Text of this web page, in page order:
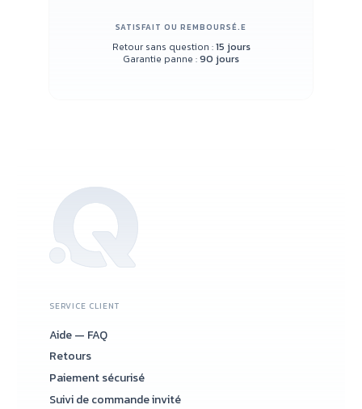
SATISFAIT OU REMBOURSÉ.E
Retour sans question :15 jours
Garantie panne :90 jours
SERVICE CLIENT
Aide — FAQ
Retours
Paiement sécurisé
Suivi de commande invité